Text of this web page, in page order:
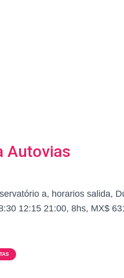
Autovias
a, horarios salida,
12:15 21:00, 8hs, MX$